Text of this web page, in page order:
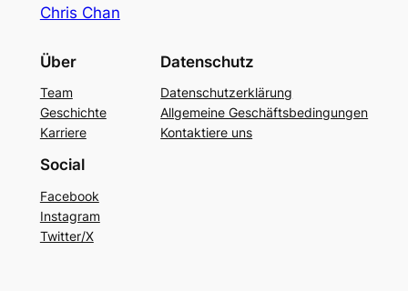
Chris Chan
Über
Team
Geschichte
Karriere
Datenschutz
Datenschutzerklärung
Allgemeine Geschäftsbedingungen
Kontaktiere uns
Social
Facebook
Instagram
Twitter/X